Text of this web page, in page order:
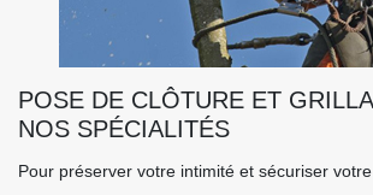
POSE DE CLÔTURE ET
NOS SPÉCIALITÉS
Pour préserver votre intimité et sécuriser